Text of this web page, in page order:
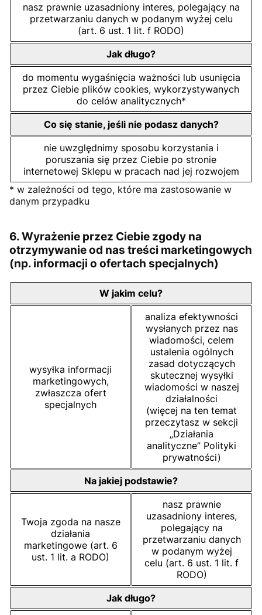
nasz prawnie uzasadniony interes, polegający na
przetwarzaniu danych w podanym wyżej celu
(art. 6 ust. 1 lit. f RODO)
Jak długo?
do momentu wygaśnięcia ważności lub usunięcia
przez Ciebie plików cookies, wykorzystywanych
do celów analitycznych*
Co się stanie, jeśli nie podasz danych?
nie uwzględnimy sposobu korzystania i
poruszania się przez Ciebie po stronie
internetowej Sklepu w pracach nad jej rozwojem
* w zależności od tego, które ma zastosowanie w
danym przypadku
6. Wyrażenie przez Ciebie zgody na
otrzymywanie od nas treści marketingowych
(np. informacji o ofertach specjalnych)
W jakim celu?
wysyłka informacji
marketingowych,
zwłaszcza ofert
specjalnych
analiza efektywności
wysłanych przez nas
wiadomości, celem
ustalenia ogólnych
zasad dotyczących
skutecznej wysyłki
wiadomości w naszej
działalności
(więcej na ten temat
przeczytasz w sekcji
„Działania
analityczne” Polityki
prywatności)
Na jakiej podstawie?
Twoja zgoda na nasze
działania
marketingowe (art. 6
ust. 1 lit. a RODO)
nasz prawnie
uzasadniony interes,
polegający na
przetwarzaniu danych
w podanym wyżej
celu (art. 6 ust. 1 lit. f
RODO)
Jak długo?